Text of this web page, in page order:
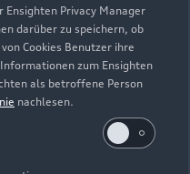
Privacy Manager
darüber zu speichern, ob
Cookies Benutzer ihre
zum Ensighten
als betroffene Person
nachlesen.
Zurück nach oben